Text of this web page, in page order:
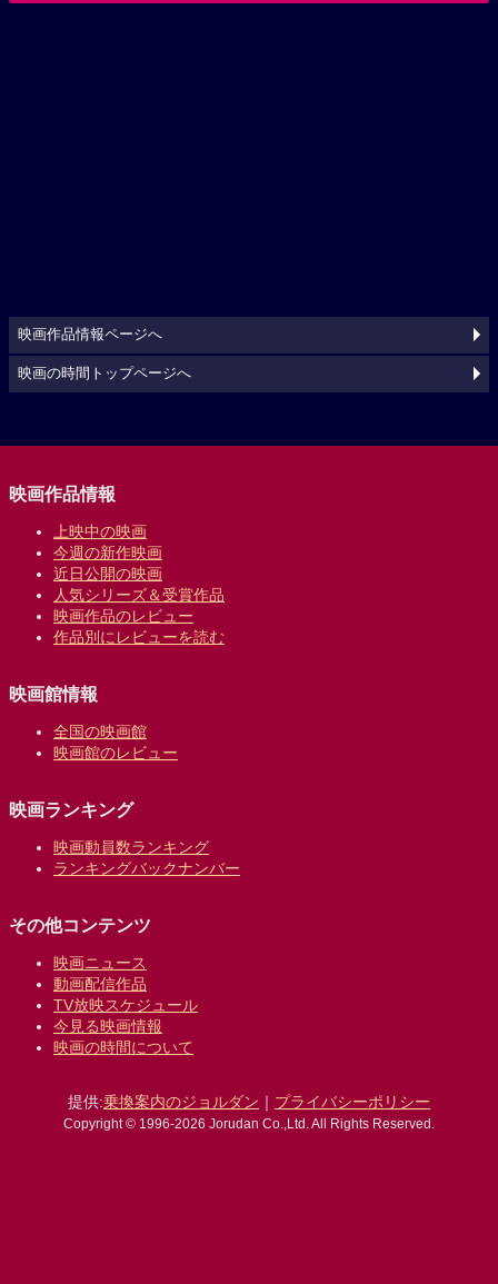
映画作品情報ページへ
映画の時間トップページへ
映画作品情報
上映中の映画
今週の新作映画
近日公開の映画
人気シリーズ＆受賞作品
映画作品のレビュー
作品別にレビューを読む
映画館情報
全国の映画館
映画館のレビュー
映画ランキング
映画動員数ランキング
ランキングバックナンバー
その他コンテンツ
映画ニュース
動画配信作品
TV放映スケジュール
今見る映画情報
映画の時間について
提供:乗換案内のジョルダン ｜ プライバシーポリシー
Copyright © 1996-2026 Jorudan Co.,Ltd. All Rights Reserved.